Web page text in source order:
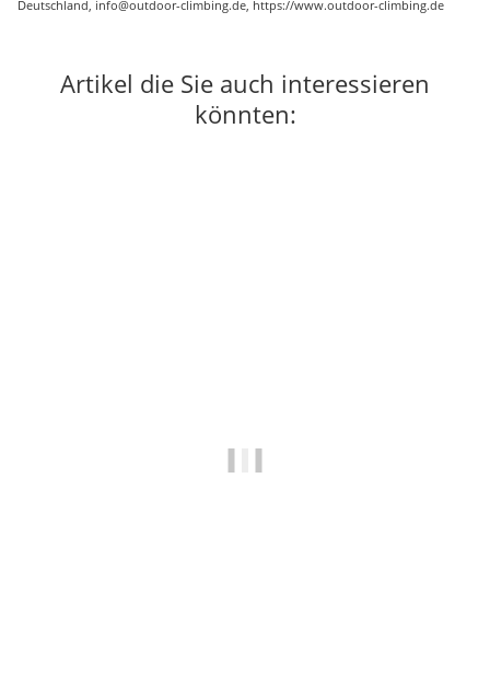
Deutschland, info@outdoor-climbing.de, https://www.outdoor-climbing.de
Artikel die Sie auch interessieren
könnten: